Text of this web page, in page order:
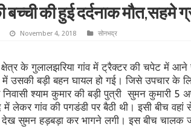
बच्ची की हुई दर्दनाक मौत,सहमे
November 4, 2018 सोनभद्र
क्षेत्र के गुलालझरिया गांव में ट्रैक्टर की चपेट में
उसकी बड़ी बहन घायल हो गई। जिसे उपचार के
निवासी श्याम कुमार की बड़ी पुत्री सुमन कुमारी 5
में लेकर गांव की पगडंडी पर बैठी थी। इसी बीच
सुमन हड़बड़ा कर भागने लगी। इस बीच चालक